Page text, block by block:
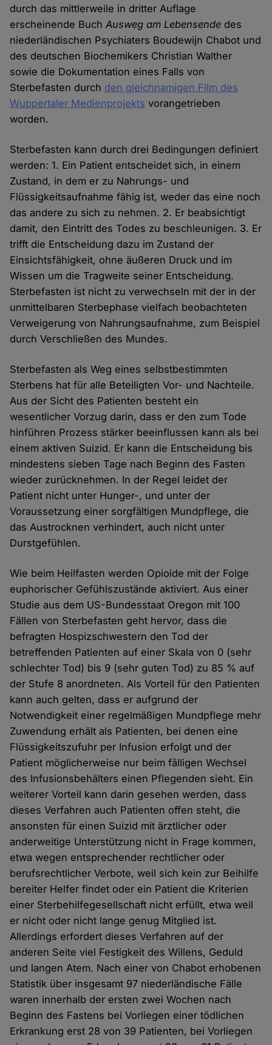
durch das mittlerweile in dritter Auflage
erscheinende BuchAusweg am Lebensende des
niederländischen Psychiaters Boudewijn Chabot und
des deutschen Biochemikers Christian Walther
sowie die Dokumentation eines Falls von
Sterbefasten durch den gleichnamigen Film des
Wuppertaler Medienprojekts vorangetrieben
worden.
Sterbefasten kann durch drei Bedingungen definiert
werden: 1. Ein Patient entscheidet sich, in einem
Zustand, in dem er zu Nahrungs- und
Flüssigkeitsaufnahme fähig ist, weder das eine noch
das andere zu sich zu nehmen. 2. Er beabsichtigt
damit, den Eintritt des Todes zu beschleunigen. 3. Er
trifft die Entscheidung dazu im Zustand der
Einsichtsfähigkeit, ohne äußeren Druck und im
Wissen um die Tragweite seiner Entscheidung.
Sterbefasten ist nicht zu verwechseln mit der in der
unmittelbaren Sterbephase vielfach beobachteten
Verweigerung von Nahrungsaufnahme, zum Beispiel
durch Verschließen des Mundes.
Sterbefasten als Weg eines selbstbestimmten
Sterbens hat für alle Beteiligten Vor- und Nachteile.
Aus der Sicht des Patienten besteht ein
wesentlicher Vorzug darin, dass er den zum Tode
hinführen Prozess stärker beeinflussen kann als bei
einem aktiven Suizid. Er kann die Entscheidung bis
mindestens sieben Tage nach Beginn des Fasten
wieder zurücknehmen. In der Regel leidet der
Patient nicht unter Hunger-, und unter der
Voraussetzung einer sorgfältigen Mundpflege, die
das Austrocknen verhindert, auch nicht unter
Durstgefühlen.
Wie beim Heilfasten werden Opioide mit der Folge
euphorischer Gefühlszustände aktiviert. Aus einer
Studie aus dem US-Bundesstaat Oregon mit 100
Fällen von Sterbefasten geht hervor, dass die
befragten Hospizschwestern den Tod der
betreffenden Patienten auf einer Skala von 0 (sehr
schlechter Tod) bis 9 (sehr guten Tod) zu 85 % auf
der Stufe 8 anordneten. Als Vorteil für den Patienten
kann auch gelten, dass er aufgrund der
Notwendigkeit einer regelmäßigen Mundpflege mehr
Zuwendung erhält als Patienten, bei denen eine
Flüssigkeitszufuhr per Infusion erfolgt und der
Patient möglicherweise nur beim fälligen Wechsel
des Infusionsbehälters einen Pflegenden sieht. Ein
weiterer Vorteil kann darin gesehen werden, dass
dieses Verfahren auch Patienten offen steht, die
ansonsten für einen Suizid mit ärztlicher oder
anderweitige Unterstützung nicht in Frage kommen,
etwa wegen entsprechender rechtlicher oder
berufsrechtlicher Verbote, weil sich kein zur Beihilfe
bereiter Helfer findet oder ein Patient die Kriterien
einer Sterbehilfegesellschaft nicht erfüllt, etwa weil
er nicht oder nicht lange genug Mitglied ist.
Allerdings erfordert dieses Verfahren auf der
anderen Seite viel Festigkeit des Willens, Geduld
und langen Atem. Nach einer von Chabot erhobenen
Statistik über insgesamt 97 niederländische Fälle
waren innerhalb der ersten zwei Wochen nach
Beginn des Fastens bei Vorliegen einer tödlichen
Erkrankung erst 28 von 39 Patienten, bei Vorliegen